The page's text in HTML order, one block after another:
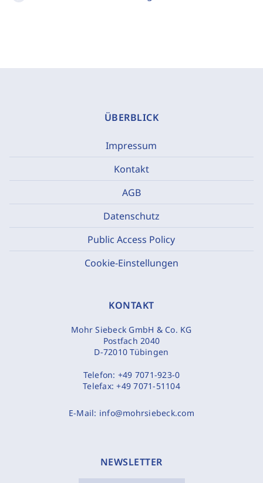
ÜBERBLICK
Impressum
Kontakt
AGB
Datenschutz
Public Access Policy
Cookie-Einstellungen
KONTAKT
Mohr Siebeck GmbH & Co. KG
Postfach 2040
D-72010 Tübingen
Telefon: +49 7071-923-0
Telefax:+49 7071-51104
E-Mail: info@mohrsiebeck.com
NEWSLETTER